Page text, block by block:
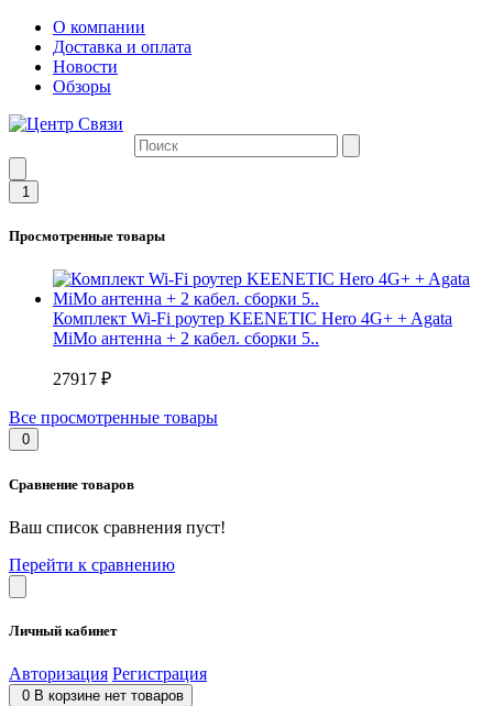
О компании
Доставка и оплата
Новости
Обзоры
1
Просмотренные товары
Комплект Wi-Fi роутер KEENETIC Hero 4G+ + Agata
MiMo антенна + 2 кабел. сборки 5..
27917 ₽
Все просмотренные товары
0
Сравнение товаров
Ваш список сравнения пуст!
Перейти к сравнению
Личный кабинет
Авторизация Регистрация
0 В корзине нет товаров